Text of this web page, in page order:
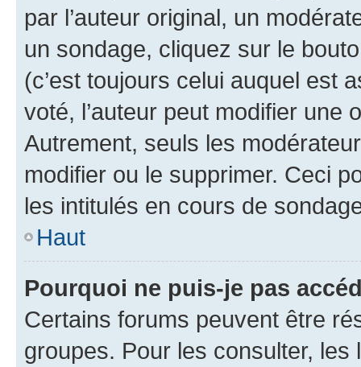
par l’auteur original, un
un sondage, cliquez sur le
(c’est toujours celui auquel est
voté, l’auteur peut modifier une
Autrement, seuls les
modifier ou le supprimer. Ceci
les intitulés en cours de
Haut
Pourquoi ne puis-je pas
Certains forums peuvent être
groupes. Pour les consulter,